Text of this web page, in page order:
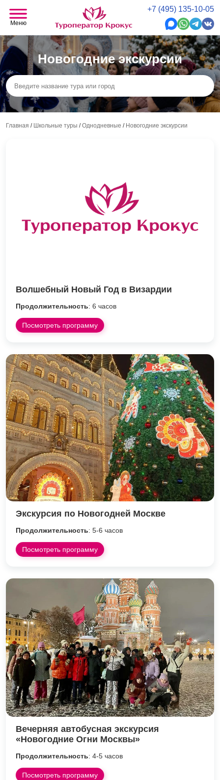
+7 (495) 135-10-05
Меню
Новогодние экскурсии
Главная / Школьные туры /Однодневные / Новогодние экскурсии
Волшебный Новый Год в Визардии
Продолжительность: 6 часов
Посмотреть программу
Экскурсия по Новогодней Москве
Продолжительность: 5-6 часов
Посмотреть программу
Вечерняя автобусная экскурсия
«Новогодние Огни Москвы»
Продолжительность: 4-5 часов
Посмотреть программу